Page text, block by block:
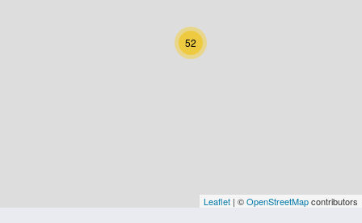
Niederösterreich
Oberösterreich
Vorarlberg
52
Leaflet | ©OpenStreetMapcontributors